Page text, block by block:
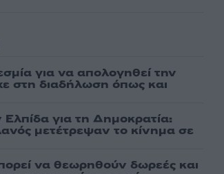
για να απολογηθεί την
στη διαδήλωση όπως και
για τη Δημοκρατία:
μετέτρεψαν το κίνημα σε
να θεωρηθούν δωρεές και